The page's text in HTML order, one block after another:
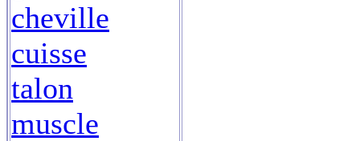
cheville
cuisse
talon
muscle